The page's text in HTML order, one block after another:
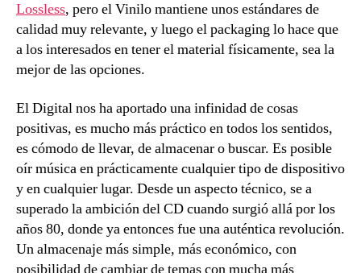
Lossless, pero el Vinilo mantiene unos estándares de
calidad muy relevante, y luego el packaging lo hace que
a los interesados en tener el material físicamente, sea la
mejor de las opciones.
El Digital nos ha aportado una infinidad de cosas
positivas, es mucho más práctico en todos los sentidos,
es cómodo de llevar, de almacenar o buscar. Es posible
oír música en prácticamente cualquier tipo de dispositivo
y en cualquier lugar. Desde un aspecto técnico, se a
superado la ambición del CD cuando surgió allá por los
años 80, donde ya entonces fue una auténtica revolución.
Un almacenaje más simple, más económico, con
posibilidad de cambiar de temas con mucha más